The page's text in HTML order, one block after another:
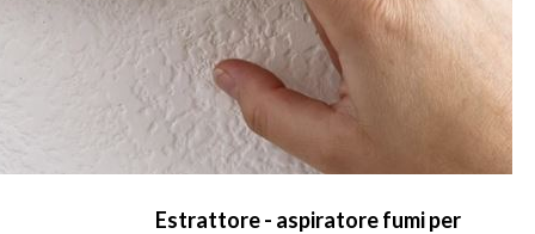
Estrattore - aspiratore fumi per